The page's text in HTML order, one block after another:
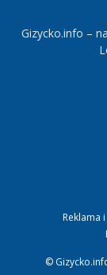
Gizycko.info –
Reklama
©